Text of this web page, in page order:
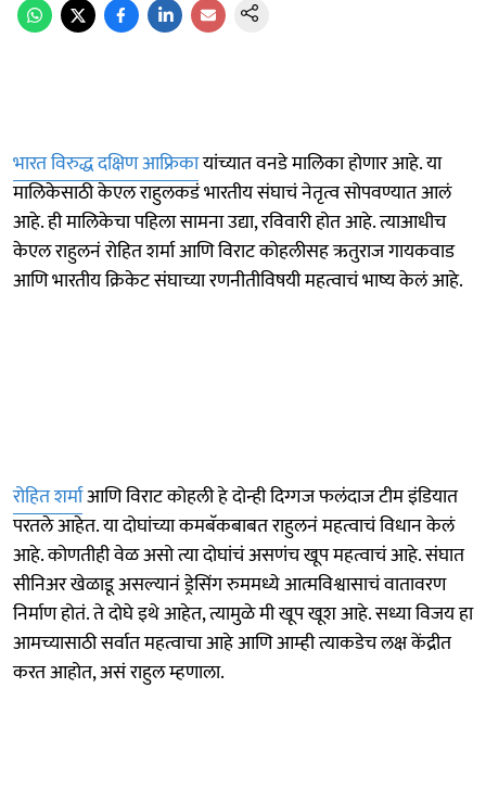
भारत विरुद्ध दक्षिण आफ्रिकायांच्यात वनडे मालिका होणार आहे. या
मालिकेसाठी केएल राहुलकडं भारतीय संघाचं नेतृत्व सोपवण्यात आलं
आहे. ही मालिकेचा पहिला सामना उद्या, रविवारी होत आहे. त्याआधीच
केएल राहुलनं रोहित शर्मा आणि विराट कोहलीसह ऋतुराज गायकवाड
आणि भारतीय क्रिकेट संघाच्या रणनीतीविषयी महत्वाचं भाष्य केलं आहे.
रोहित शर्माआणि विराट कोहली हे दोन्ही दिग्गज फलंदाज टीम इंडियात
परतले आहेत. या दोघांच्या कमबॅकबाबत राहुलनं महत्वाचं विधान केलं
आहे. कोणतीही वेळ असो त्या दोघांचं असणंच खूप महत्वाचं आहे. संघात
सीनिअर खेळाडू असल्यानं ड्रेसिंग रुममध्ये आत्मविश्वासाचं वातावरण
निर्माण होतं. ते दोघे इथे आहेत, त्यामुळे मी खूप खूश आहे. सध्या विजय हा
आमच्यासाठी सर्वात महत्वाचा आहे आणि आम्ही त्याकडेच लक्ष केंद्रीत
करत आहोत, असं राहुल म्हणाला.